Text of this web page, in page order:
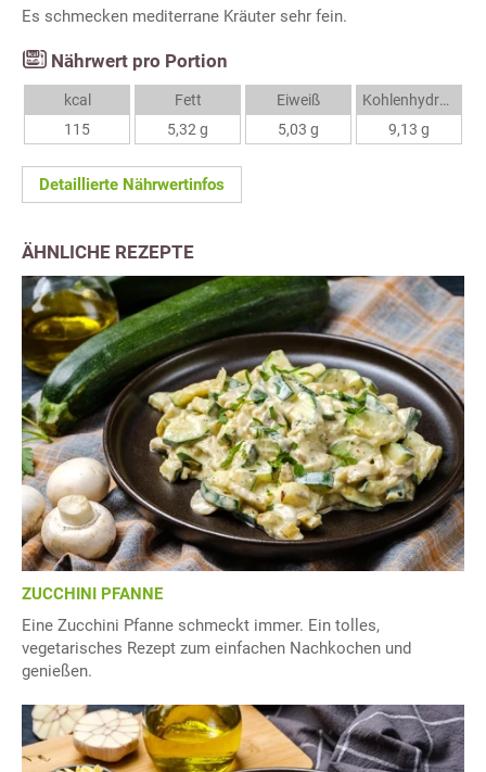
Es schmecken mediterrane Kräuter sehr fein.
Nährwert pro Portion
kcal
115
Fett
5,32 g
Eiweiß
5,03 g
Kohlenhydrate
9,13 g
Detaillierte Nährwertinfos
ÄHNLICHE REZEPTE
ZUCCHINI PFANNE
Eine Zucchini Pfanne schmeckt immer. Ein tolles,
vegetarisches Rezept zum einfachen Nachkochen und
genießen.